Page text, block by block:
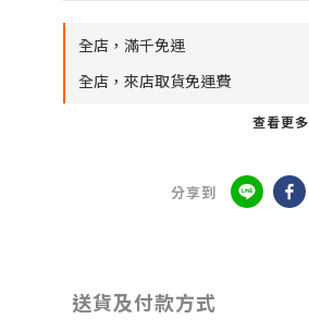
全店，滿千免運
全店，來店取貨免運費
查看更多
分享到
送貨及付款方式